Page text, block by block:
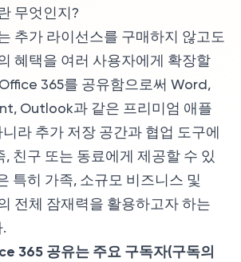
무엇인지?
추가 라이선스를 구매하지 않고도
혜택을 여러 사용자에게 확장할
365를 공유함으로써 Word,
Outlook과 같은 프리미엄 애플
라 추가 저장 공간과 협업 도구에
, 친구 또는 동료에게 제공할 수 있
특히 가족, 소규모 비즈니스 및
전체 잠재력을 활용하고자 하는
365 공유는 주요 구독자(구독의